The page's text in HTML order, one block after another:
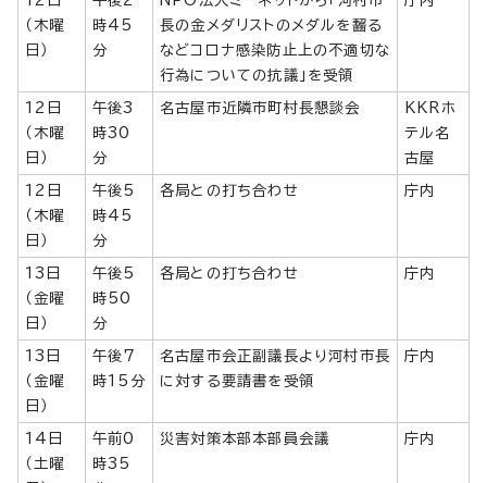
（木曜
日）
時45
分
長の金メダリストのメダルを齧る
などコロナ感染防止上の不適切な
行為についての抗議」を受領
12日
（木曜
日）
午後3
時30
分
名古屋市近隣市町村長懇談会
KKRホ
テル名
古屋
12日
（木曜
日）
午後5
時45
分
各局との打ち合わせ 庁内
13日
（金曜
日）
午後5
時50
分
各局との打ち合わせ 庁内
13日
（金曜
日）
午後7
時15分
名古屋市会正副議長より河村市長
に対する要請書を受領
庁内
14日
（土曜
午前0
時35
災害対策本部本部員会議 庁内